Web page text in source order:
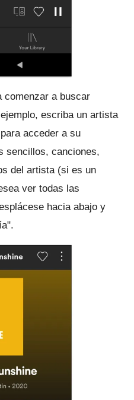
comenzar a buscar
ejemplo, escriba un artista
acceder a su
sencillos, canciones,
del artista (si es un
ver todas las
hacia abajo y